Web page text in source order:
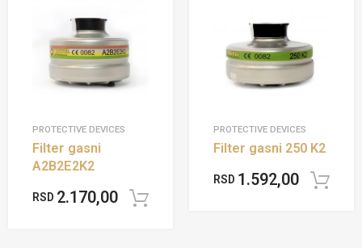
PROTECTIVE DEVICES
Filter gasni
A2B2E2K2
RSD 2.170,00
PROTECTIVE DEVICES
Filter gasni 250 K2
RSD 1.592,00